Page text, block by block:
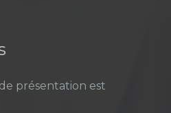
présentation est